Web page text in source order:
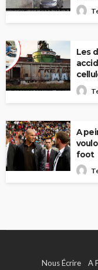
Les
A
foot
Nous Écrire A